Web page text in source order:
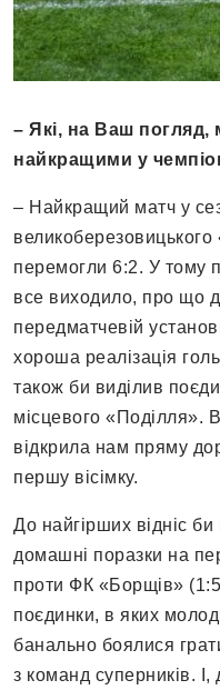
– Які, на Ваш погляд,
найкращими у
– Найкращий матч у
перемогли 6:2. У тому
все виходило, про що
передматчевій
хороша реалізація
також би виділив
місцевого «Поділля».
відкрила нам пряму
першу вісімку.
До найгірших відніс би
домашні поразки на
проти ФК «Борщів»
поєдинки, в яких
банально боялися
з команд суперників.